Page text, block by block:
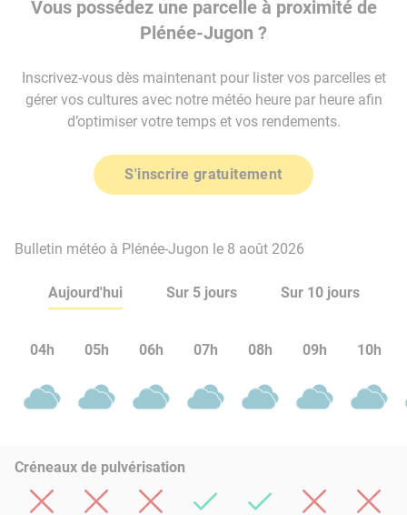
Vous possédez une parcelle à proximité de
Plénée-Jugon ?
Inscrivez-vous dès maintenant pour lister vos parcelles et
gérer vos cultures avec notre météo heure par heure afin
d’optimiser votre temps et vos rendements.
S'inscrire gratuitement
Bulletin météo à Plénée-Jugon le 8 août 2026
Aujourd'hui Sur 5 jours Sur 10 jours
04h 05h 06h 07h 08h 09h 10h
Créneaux de pulvérisation